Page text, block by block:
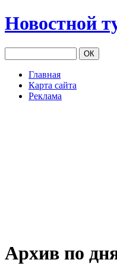
Новостной
Главная
Карта сайта
Реклама
Архив по